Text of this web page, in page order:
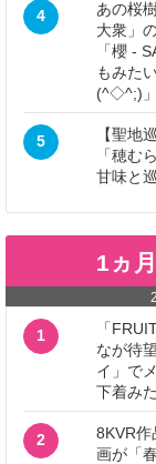
4
あの桜
大衆」
「櫻 -
もみた
(^◇^;)」
5
【聖地
「穂む
甘味と
1ヵ
1
「
なが待
イ」で
下着み
2
8KVR作
画が「